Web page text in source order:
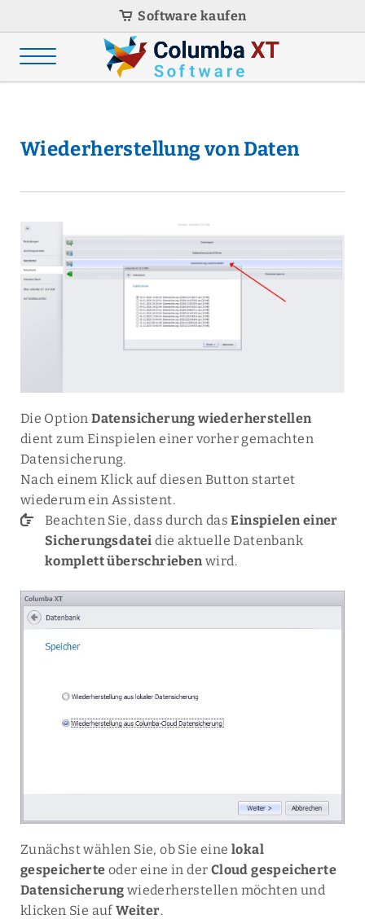
Software kaufen
Wiederherstellung von Daten
Die OptionDatensicherung wiederherstellen
dient zum Einspielen einer vorher gemachten
Datensicherung.
Nach einem Klick auf diesen Button startet
wiederum ein Assistent.
Beachten Sie, dass durch dasEinspielen einer
Sicherungsdatei die aktuelle Datenbank
komplett überschriebenwird.
Zunächst wählen Sie, ob Sie einelokal
gespeicherte oder eine in der Cloud gespeicherte
Datensicherung wiederherstellen möchten und
klicken Sie aufWeiter.